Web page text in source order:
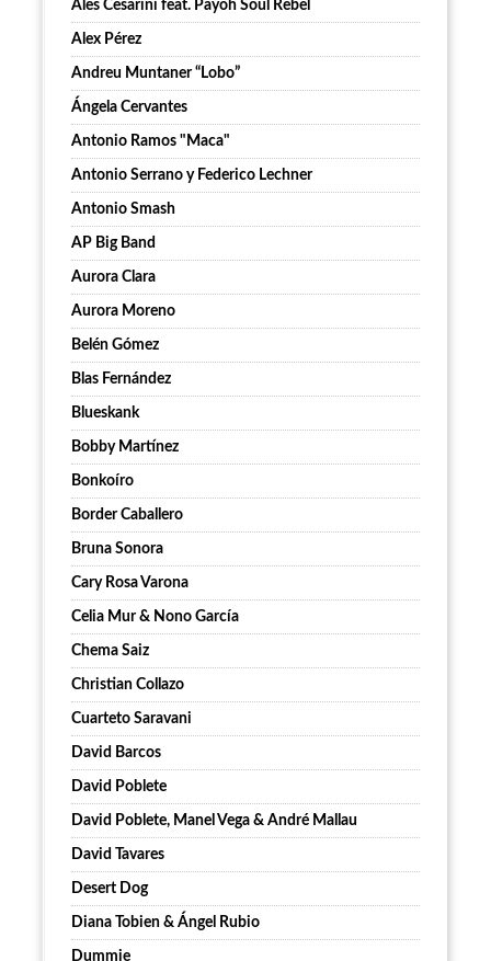
Ales Cesarini feat. Payoh Soul Rebel
Alex Pérez
Andreu Muntaner “Lobo”
Ángela Cervantes
Antonio Ramos "Maca"
Antonio Serrano y Federico Lechner
Antonio Smash
AP Big Band
Aurora Clara
Aurora Moreno
Belén Gómez
Blas Fernández
Blueskank
Bobby Martínez
Bonkoíro
Border Caballero
Bruna Sonora
Cary Rosa Varona
Celia Mur & Nono García
Chema Saiz
Christian Collazo
Cuarteto Saravani
David Barcos
David Poblete
David Poblete, Manel Vega & André Mallau
David Tavares
Desert Dog
Diana Tobien & Ángel Rubio
Dummie